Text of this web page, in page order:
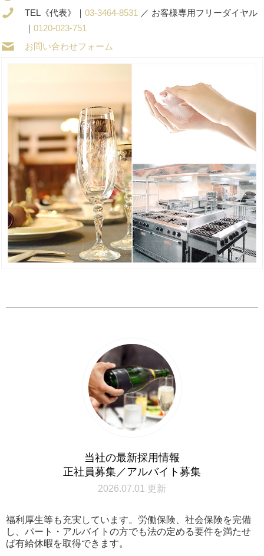
TEL《代表》｜ 03-3464-8531 ／ お客様専用フリーダイヤル
｜ 0120-023-751
お問い合わせフォーム
当社の最新採用情報
正社員募集／アルバイト募集
2026.07.01 更新
福利厚生等も充実しています。労働保険、社会保険を完備
し、パート・アルバイトの方でも法の定める要件を満たせ
ば有給休暇を取得できます。